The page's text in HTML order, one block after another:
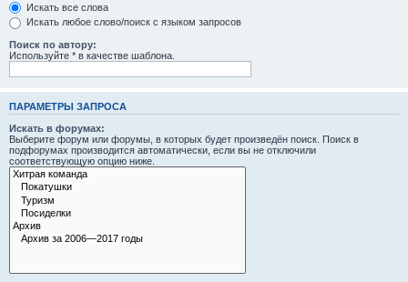
Искать все слова
Искать любое слово/поиск с языком запросов
Поиск по автору:
Используйте * в качестве шаблона.
ПАРАМЕТРЫ ЗАПРОСА
Искать в форумах:
Выберите форум или форумы, в которых будет произведён поиск. Поиск в
подфорумах производится автоматически, если вы не отключили
соответствующую опцию ниже.